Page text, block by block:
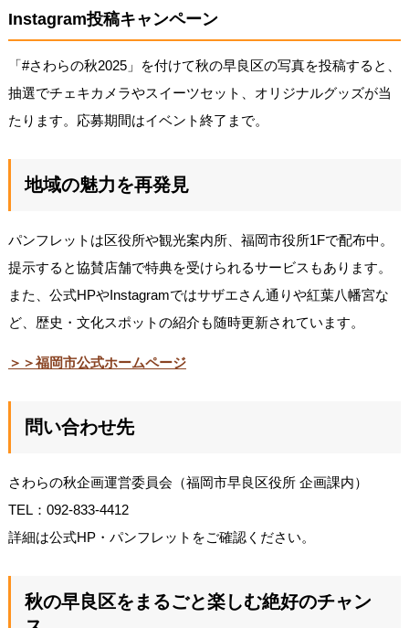
Instagram投稿キャンペーン
「#さわらの秋2025」を付けて秋の早良区の写真を投稿すると、
抽選でチェキカメラやスイーツセット、オリジナルグッズが当
たります。応募期間はイベント終了まで。
地域の魅力を再発見
パンフレットは区役所や観光案内所、福岡市役所1Fで配布中。
提示すると協賛店舗で特典を受けられるサービスもあります。
また、公式HPやInstagramではサザエさん通りや紅葉八幡宮な
ど、歴史・文化スポットの紹介も随時更新されています。
＞＞福岡市公式ホームページ
問い合わせ先
さわらの秋企画運営委員会（福岡市早良区役所 企画課内）
TEL：092-833-4412
詳細は公式HP・パンフレットをご確認ください。
秋の早良区をまるごと楽しむ絶好のチャン